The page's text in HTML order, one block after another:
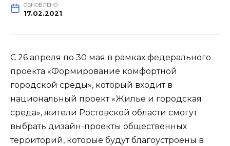
ОБНОВЛЕНО
17.02.2021
С 26 апреля по 30 мая в рамках федерального
проекта «Формирование комфортной
городской среды», который входит в
национальный проект «Жилье и городская
среда», жители Ростовской области смогут
выбрать дизайн-проекты общественных
территорий, которые будут благоустроены в